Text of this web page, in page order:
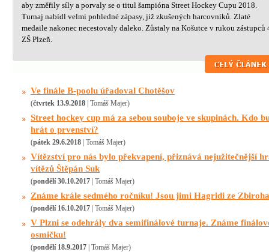
aby změřily síly a porvaly se o titul šampióna Street Hockey Cupu 2018.
Turnaj nabídl velmi pohledné zápasy, již zkušených harcovníků. Zlaté
medaile nakonec necestovaly daleko. Zůstaly na Košutce v rukou zástupců
ZŠ Plzeň.
Ve finále B-poolu úřadoval Chotěšov
(čtvrtek 13.9.2018 | Tomáš Majer)
Street hockey cup má za sebou souboje ve skupinách. Kdo
hrát o prvenství?
(pátek 29.6.2018 | Tomáš Majer)
Vítězství pro nás bylo překvapení, přiznává nejužitečnější
vítězů Štěpán Suk
(pondělí 30.10.2017 | Tomáš Majer)
Známe krále sedmého ročníku! Jsou jimi Hagridi ze Zbiroha
(pondělí 16.10.2017 | Tomáš Majer)
V Plzni se odehrály dva semifinálové turnaje. Známe
osmičku!
(pondělí 18.9.2017 | Tomáš Majer)